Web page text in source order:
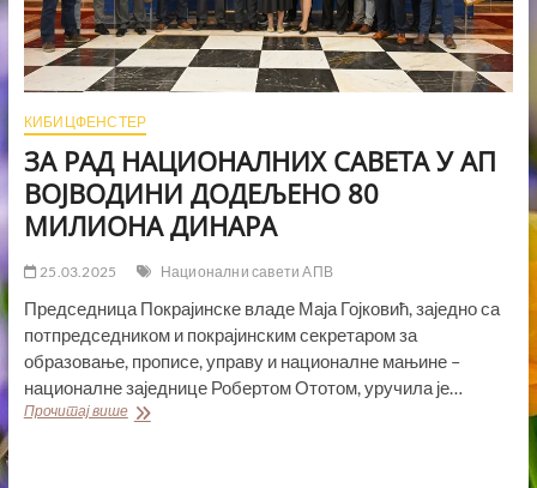
КИБИЦФЕНСТЕР
ЗА РАД НАЦИОНАЛНИХ САВЕТА У АП
ВОЈВОДИНИ ДОДЕЉЕНО 80
МИЛИОНА ДИНАРА
25.03.2025 Национални савети АПВ
Председница Покрајинске владе Маја Гојковић, заједно са
потпредседником и покрајинским секретаром за
образовање, прописе, управу и националне мањине –
националне заједнице Робертом Ототом, уручила је…
Прочитај вишеЗА